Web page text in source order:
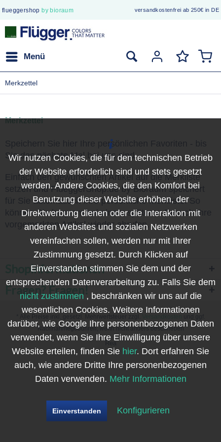
flueggershop by bioraum versandkostenfrei ab 250€ in DE
sichere Bestellung
Menü
Merkzettel
Merkzettel
Speichern Sie hier Ihre persönlichen Favoriten - bis
Sie das nächste Mal bei uns sind.
Einfach den gewünschten Artikel auf die Merkliste
setzen und FlueggerShop.de by Bioraum speichert
für Sie automatisch Ihre persönliche Merkliste. So
können Sie bequem bei einem späteren Besuch Ihre
vorgemerkten Artikel wieder abrufen.
Shopinformationen
Fragen? Fragen!
Nachnahmegebühren, wenn nicht anders beschrieben
Wir nutzen Cookies, die für den technischen Betrieb
der Website erforderlich sind und stets gesetzt
werden. Andere Cookies, die den Komfort bei
Benutzung dieser Website erhöhen, der
Direktwerbung dienen oder die Interaktion mit
anderen Websites und sozialen Netzwerken
vereinfachen sollen, werden nur mit Ihrer
Zustimmung gesetzt. Durch Klicken auf
Einverstanden stimmen Sie dem und der
entsprechenden Datenverarbeitung zu. Falls Sie dem
nicht zustimmen , beschränken wir uns auf die
wesentlichen Cookies. Weitere Informationen
darüber, wie Google Ihre personenbezogenen Daten
verwendet, wenn Sie Ihre Einwilligung über unsere
Website erteilen, finden Sie hier. Dort erfahren Sie
auch, wie andere Dritte Ihre personenbezogenen
Daten verwenden. Mehr Informationen
Einverstanden Konfigurieren